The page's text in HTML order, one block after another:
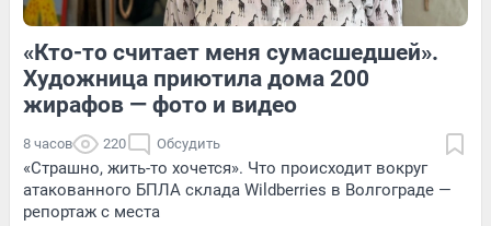
1 Обсудить 4 Обсудить
«Кто-то считает меня сумасшедшей».
Художница приютила дома 200
жирафов — фото и видео
8 часов 220 Обсудить
«Страшно, жить-то хочется». Что происходит вокруг
атакованного БПЛА склада Wildberries в Волгограде —
репортаж с места